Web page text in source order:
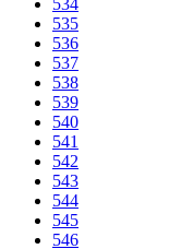
534
535
536
537
538
539
540
541
542
543
544
545
546